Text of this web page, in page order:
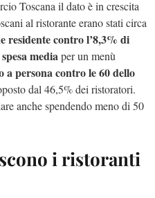
Toscana il dato è in crescita
al ristorante erano stati circa
residente contro l’8,3% di
mediaper un menù
a persona contro le 60 dello
dal 46,5% dei ristoratori.
anche spendendo meno di 50
i ristoranti